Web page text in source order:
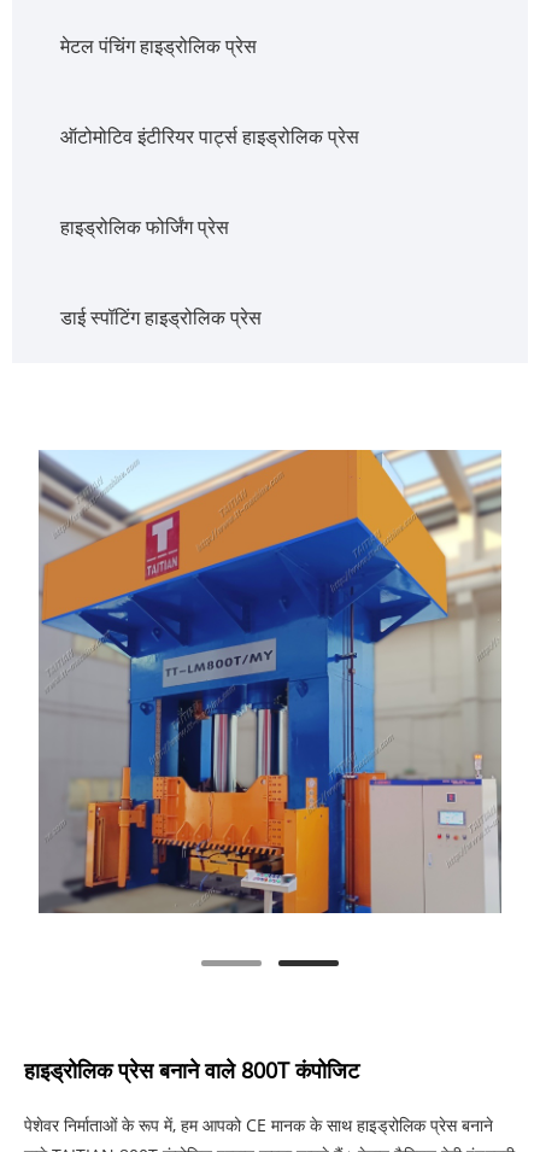
मेटल पंचिंग हाइड्रोलिक प्रेस
ऑटोमोटिव इंटीरियर पार्ट्स हाइड्रोलिक प्रेस
हाइड्रोलिक फोर्जिंग प्रेस
डाई स्पॉटिंग हाइड्रोलिक प्रेस
हाइड्रोलिक प्रेस बनाने वाले 800T कंपोजिट
पेशेवर निर्माताओं के रूप में, हम आपको CE मानक के साथ हाइड्रोलिक प्रेस बनाने